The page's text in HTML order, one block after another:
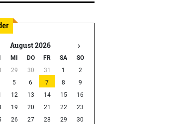
August 2026 ›
MI DO FR SA
SO
29 30 31 1
2
5 6 7 8
9
12 13 14 15
16
19 20 21 22
23
26 27 28 29 30